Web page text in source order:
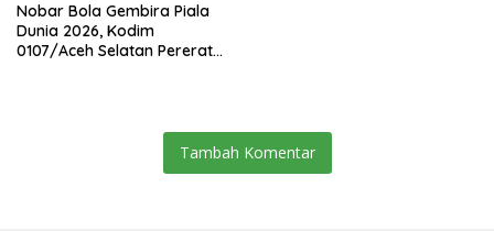
Nobar Bola Gembira Piala
Dunia 2026, Kodim
0107/Aceh Selatan Pererat
Tambah Komentar